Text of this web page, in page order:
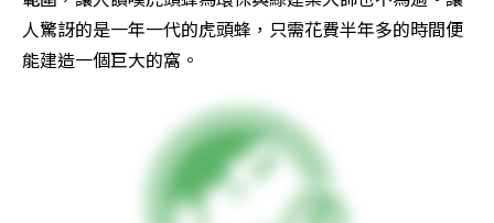
人驚訝的是一年一代的虎頭蜂，只需花費半年多的時間便
能建造一個巨大的窩。